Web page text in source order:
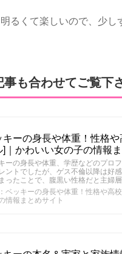
るくて楽しいので、少
も合わせてご覧下
キーの身長や体重！性格
]｜かわいい女の子の情報
ーの身長や体重、学歴などのプロ
ントでしたが、ゲス不倫以降は好
ったことで、腹黒い性格だと主婦
ベッキーの身長や体重！性格や高
情報まとめサイト